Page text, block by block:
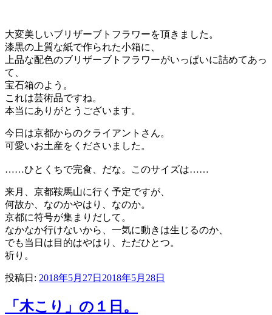
大変美しいブリザーブトフラワーを頂きました。
漆黒の上質な紙で作られた小箱に、
上品な配色のブリザーブトフラワーがいっぱいに詰めてあっ
て、
宝石箱のよう。
これは芸術品ですね。
本当にありがとうございます。
今日は京都からのクライアントさん。
可愛いお土産をくださいました。
……ひとくちで完食、だな。このサイズは……
来月、京都鞍馬山に行く予定ですが、
何故か、なのかやはり、なのか。
京都に符号が集まりだして。
なかなか行けないから、一気に動きは生じるのか、
でも当日は目的はやはり、ただひとつ。
祈り。
投稿日: 2018年5月27日 2018年5月28日
「木こり」の１日。